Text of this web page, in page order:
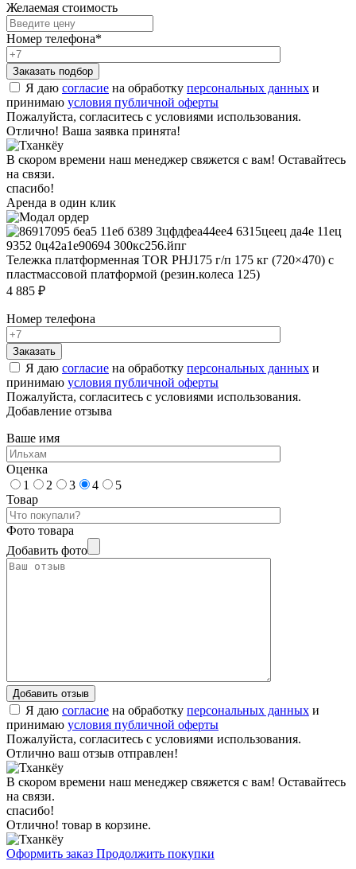
Желаемая стоимость
Номер телефона*
Я даю согласие на обработку персональных данных и
принимаю условия публичной оферты
Пожалуйста, согласитесь с условиями использования.
Отлично! Ваша заявка принята!
В скором времени наш менеджер свяжется с вам! Оставайтесь
на связи.
спасибо!
Аренда в один клик
Тележка платформенная TOR PHJ175 г/п 175 кг (720×470) c
пластмассовой платформой (резин.колеса 125)
4 885 ₽
Номер телефона
Я даю согласие на обработку персональных данных и
принимаю условия публичной оферты
Пожалуйста, согласитесь с условиями использования.
Добавление отзыва
Ваше имя
Оценка
1
2 3 4
5
Товар
Фото товара
Добавить фото
Я даю согласие на обработку персональных данных и
принимаю условия публичной оферты
Пожалуйста, согласитесь с условиями использования.
Отлично ваш отзыв отправлен!
В скором времени наш менеджер свяжется с вам! Оставайтесь
на связи.
спасибо!
Отлично! товар в корзине.
Оформить заказ Продолжить покупки